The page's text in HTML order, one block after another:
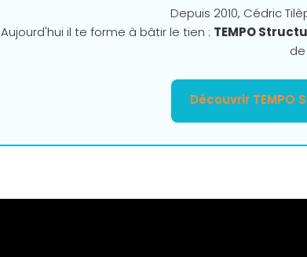
Depuis 2010, Cédric
Aujourd'hui il te forme à bâtir le tien : TEMPO
Découvrir